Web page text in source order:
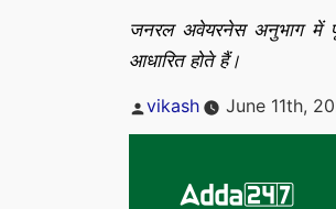
जनरल अवेयरनेस अनुभाग में
आधारित होते हैं।
Posted
vikash June 11th,